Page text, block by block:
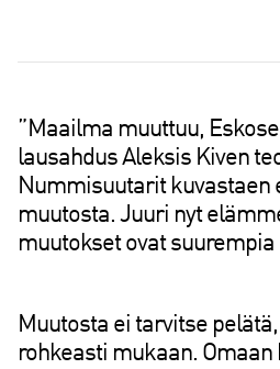
a
”Maailma muuttuu,
lausahdus Aleksis Kiven
Nummisuutarit kuvastaen
muutosta. Juuri nyt
muutokset ovat
Muutosta ei tarvitse
rohkeasti mukaan. Omaan